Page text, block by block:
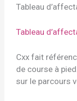
Tableau
Tableau
Cxx fait
de course à
sur le parcours